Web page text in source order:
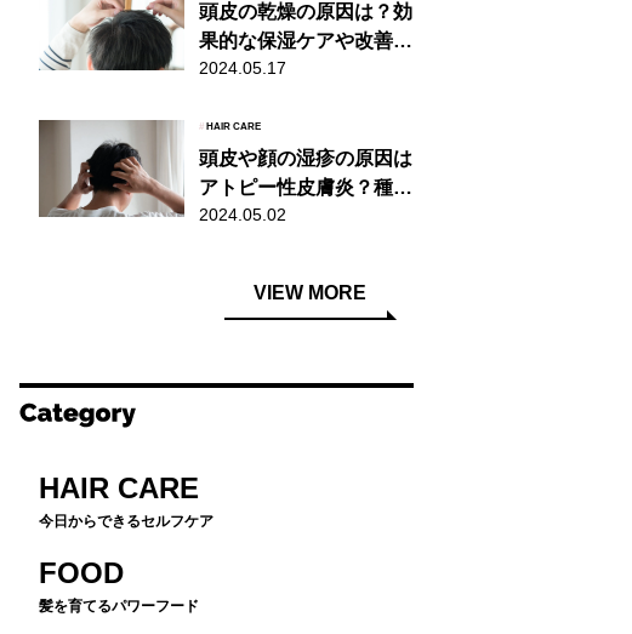
頭皮の乾燥の原因は？効
果的な保湿ケアや改善方
法、おすすめアイテムを
2024.05.17
# HAIR CARE
頭皮や顔の湿疹の原因は
アトピー性皮膚炎？種類
や予防・対処法を解説！
2024.05.02
VIEW MORE
HAIR CARE
今日からできるセルフケア
FOOD
髪を育てるパワーフード